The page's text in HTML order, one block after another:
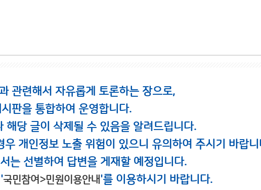
관련해서 자유롭게 토론하는 장으로,
판을 통합하여 운영합니다.
당 글이 삭제될 수 있음을 알려드립니다.
개인정보 노출 위험이 있으니 유의하여 주시기 바랍니
는 선별하여 답변을 게재할 예정입니다.
국민참여>민원이용안내'를 이용하시기 바랍니다.